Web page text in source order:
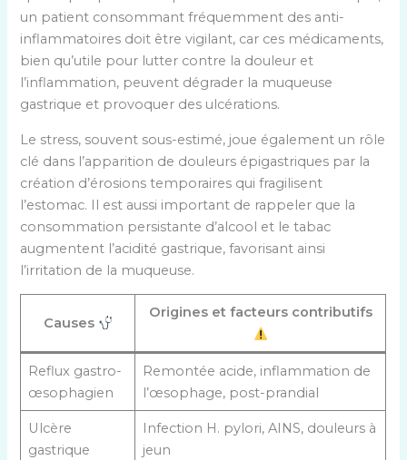
un patient consommant fréquemment des anti-
inflammatoires doit être vigilant, car ces médicaments,
bien qu’utile pour lutter contre la douleur et
l’inflammation, peuvent dégrader la muqueuse
gastrique et provoquer des ulcérations.
Le stress, souvent sous-estimé, joue également un rôle
clé dans l’apparition de douleurs épigastriques par la
création d’érosions temporaires qui fragilisent
l’estomac. Il est aussi important de rappeler que la
consommation persistante d’alcool et le tabac
augmentent l’acidité gastrique, favorisant ainsi
l’irritation de la muqueuse.
Causes
Origines et facteurs contributifs
Reflux gastro-
œsophagien
Remontée acide, inflammation de
l’œsophage, post-prandial
Ulcère
gastrique
Infection H. pylori, AINS, douleurs à
jeun